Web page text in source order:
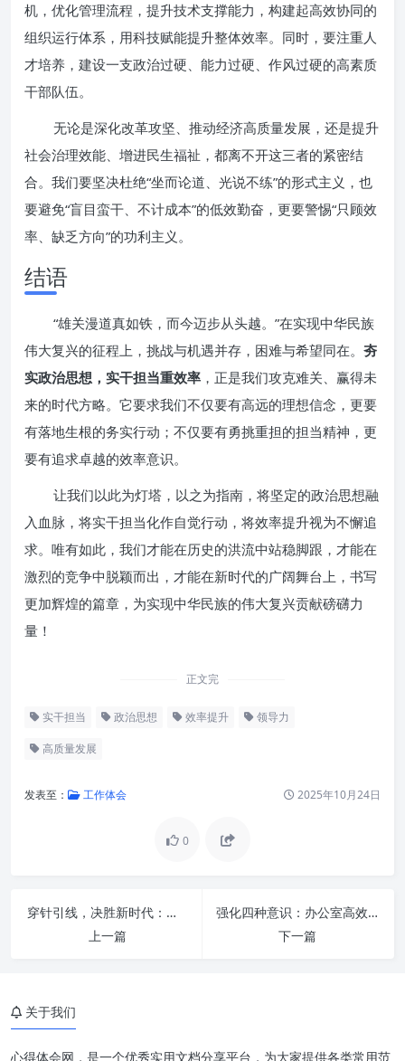
机，优化管理流程，提升技术支撑能力，构建起高效协同的
组织运行体系，用科技赋能提升整体效率。同时，要注重人
才培养，建设一支政治过硬、能力过硬、作风过硬的高素质
干部队伍。
无论是深化改革攻坚、推动经济高质量发展，还是提升
社会治理效能、增进民生福祉，都离不开这三者的紧密结
合。我们要坚决杜绝“坐而论道、光说不练”的形式主义，也
要避免“盲目蛮干、不计成本”的低效勤奋，更要警惕“只顾效
率、缺乏方向”的功利主义。
结语
“雄关漫道真如铁，而今迈步从头越。”在实现中华民族
伟大复兴的征程上，挑战与机遇并存，困难与希望同在。 夯
实政治思想，实干担当重效率 ，正是我们攻克难关、赢得未
来的时代方略。它要求我们不仅要有高远的理想信念，更要
有落地生根的务实行动；不仅要有勇挑重担的担当精神，更
要有追求卓越的效率意识。
让我们以此为灯塔，以之为指南，将坚定的政治思想融
入血脉，将实干担当化作自觉行动，将效率提升视为不懈追
求。唯有如此，我们才能在历史的洪流中站稳脚跟，才能在
激烈的竞争中脱颖而出，才能在新时代的广阔舞台上，书写
更加辉煌的篇章，为实现中华民族的伟大复兴贡献磅礴力
量！
正文完
实干担当 政治思想 效率提升 领导力
高质量发展
发表至： 工作体会 2025年10月24日
0
穿针引线，决胜新时代：办公室工作紧扭“三根针”的高效秘籍
上一篇
强化四种意识：办公室高效工作的基石与进阶之路
下一篇
与凝聚力量
实干担当：将理念化为行动的魄
政治思想、实干担当与重效率的
关于我们
心得体会网，是一个优秀实用文档分享平台，为大家提供各类常用范